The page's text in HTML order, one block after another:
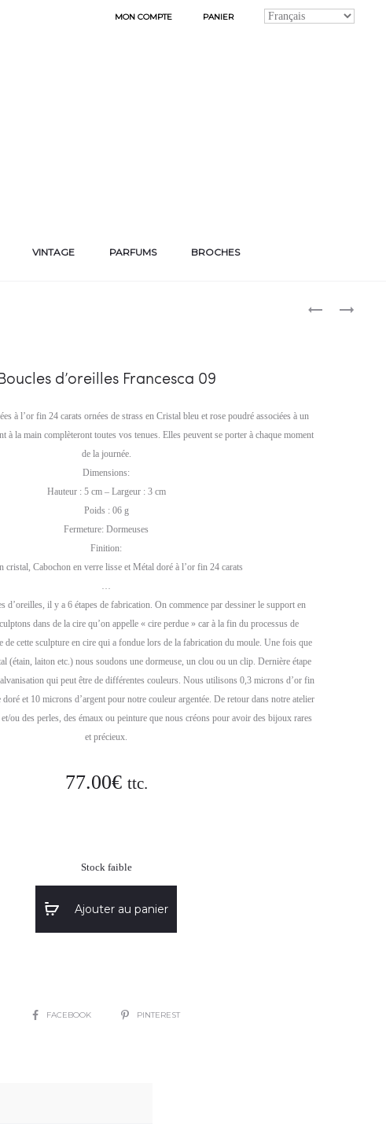
MON COMPTE PANIER
VINTAGE PARFUMS BROCHES
BOUCLES
BOUCLES
d’oreilles Francesca 09
à l’or fin 24 carats ornées de strass en Cristal bleu et rose poudré associées à un
à la main complèteront toutes vos tenues. Elles peuvent se porter à chaque moment
de la journée.
Dimensions:
Hauteur : 5 cm – Largeur : 3 cm
Poids : 06 g
Fermeture: Dormeuses
Finition:
cristal, Cabochon en verre lisse et Métal doré à l’or fin 24 carats
d’oreilles, il y a 6 étapes de fabrication. On commence par dessiner le support en
dans de la cire qu’on appelle « cire perdue » car à la fin du processus de
de cette sculpture en cire qui a fondue lors de la fabrication du moule. Une fois que
(étain, laiton etc.) nous soudons une dormeuse, un clou ou un clip. Dernière étape
qui peut être de différentes couleurs. Nous utilisons 0,3 microns d’or fin
et 10 microns d’argent pour notre couleur argentée. De retour dans notre atelier
ou des perles, des émaux ou peinture que nous créons pour avoir des bijoux rares
et précieux.
77.00€ ttc.
Stock faible
Ajouter au panier
SHAREFACEBOOK PINTEREST